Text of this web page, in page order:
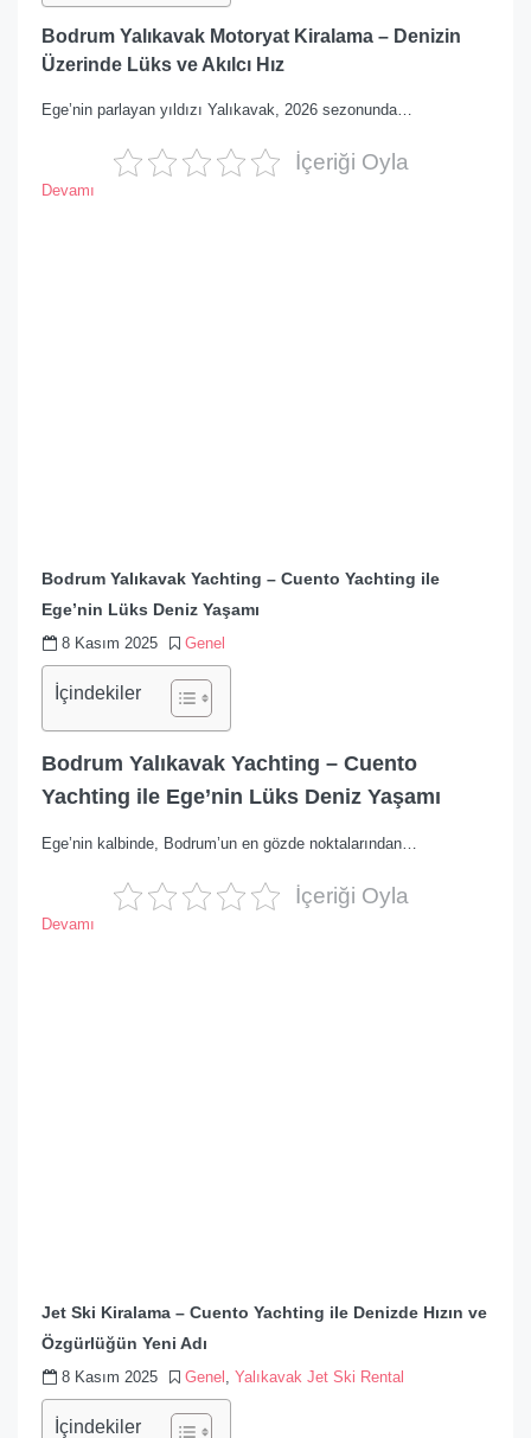
Bodrum Yalıkavak Motoryat Kiralama – Denizin
Üzerinde Lüks ve Akılcı Hız
Ege’nin parlayan yıldızı Yalıkavak, 2026 sezonunda…
İçeriği Oyla
Devamı
Bodrum Yalıkavak Yachting – Cuento Yachting ile
Ege’nin Lüks Deniz Yaşamı
8 Kasım 2025 Genel
İçindekiler
Bodrum Yalıkavak Yachting – Cuento
Yachting ile Ege’nin Lüks Deniz Yaşamı
Ege’nin kalbinde, Bodrum’un en gözde noktalarından…
İçeriği Oyla
Devamı
Jet Ski Kiralama – Cuento Yachting ile Denizde Hızın ve
Özgürlüğün Yeni Adı
8 Kasım 2025 Genel Yalıkavak Jet Ski Rental
İçindekiler